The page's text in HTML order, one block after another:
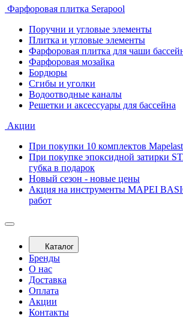
Фарфоровая плитка Serapool
Поручни и угловые элементы
Плитка и угловые элементы
Фарфоровая плитка для чаши
Фарфоровая мозайка
Бордюры
Сгибы и уголки
Водоотводные каналы
Решетки и аксессуары для бассейна
Акции
При покупки 10 комплектов
При покупке эпоксидной затирки
губка в подарок
Новый сезон - новые цены
Акция на инструменты MAPEI
работ
Каталог
Бренды
О нас
Доставка
Оплата
Акции
Контакты